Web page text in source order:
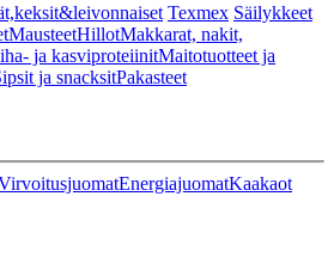
Texmex Säilykkeet
MausteetHillotMakkarat, nakit,
ja kasviproteiinitMaitotuotteet ja
ja snacksitPakasteet
EnergiajuomatKaakaot